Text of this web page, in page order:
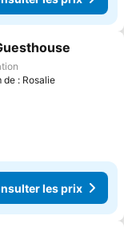
favoris
de : Rosalie
les prix